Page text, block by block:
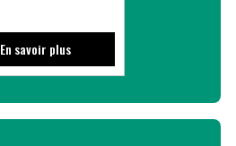
En savoir plus